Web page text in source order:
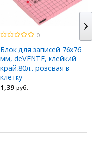
0
Блок для записей 76x76
мм, deVENTE, клейкий
край,80л., розовая в
клетку
1,39 руб.